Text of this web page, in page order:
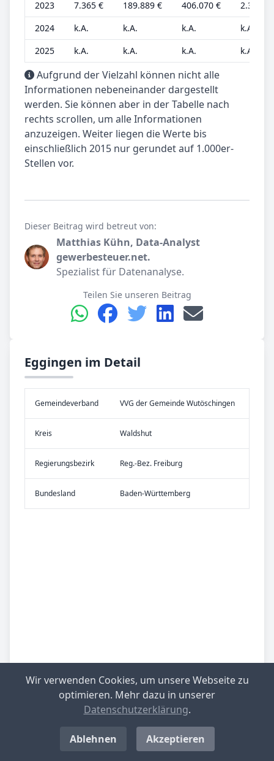
2023
7.365 € 189.889 € 406.070 €
2.302 €
2024
k.A. k.A. k.A.
k.A.
2025
k.A. k.A. k.A. k.A.
Aufgrund der Vielzahl können nicht alle
Informationen nebeneinander dargestellt
werden. Sie können aber in der Tabelle nach
rechts scrollen, um alle Informationen
anzuzeigen. Weiter liegen die Werte bis
einschließlich 2015 nur gerundet auf 1.000er-
Stellen vor.
Dieser Beitrag wird betreut von:
Matthias Kühn, Data-Analyst
gewerbesteuer.net.
Spezialist für Datenanalyse.
Teilen Sie unseren Beitrag
Eggingen im Detail
Gemeinde­verband VVG der Gemeinde Wutöschingen
Kreis Waldshut
Re­gier­ungs­bezirk Reg.-Bez. Freiburg
Bundes­land Baden-Württemberg
Be­sied­lung gering besiedelt
Wir verwenden Cookies, um unsere Webseite zu
optimieren. Mehr dazu in unserer
Datenschutzerklärung.
Ablehnen Akzeptieren